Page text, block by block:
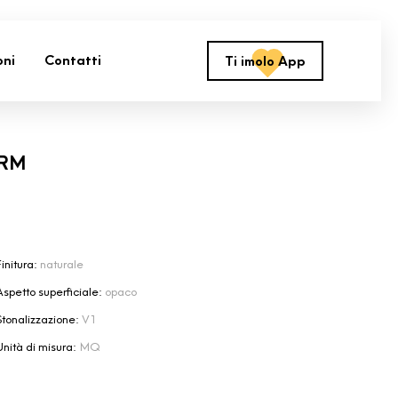
Contatti Ti imolo App
naturale
superficiale: opaco
V1
di misura: MQ